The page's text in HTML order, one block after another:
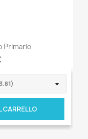
Primario
CARRELLO